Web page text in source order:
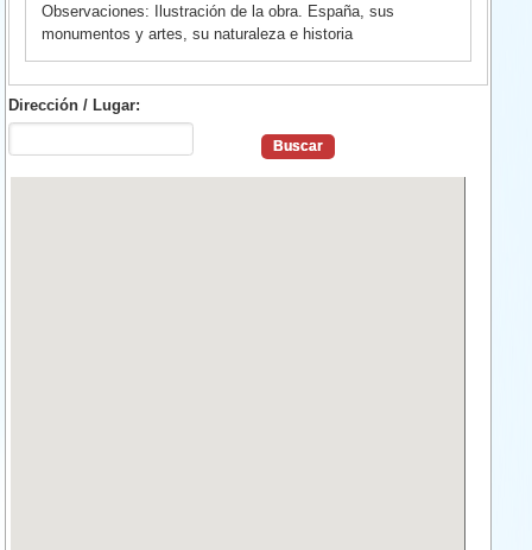
Observaciones: Ilustración de la obra. España, sus
monumentos y artes, su naturaleza e historia
Dirección / Lugar: